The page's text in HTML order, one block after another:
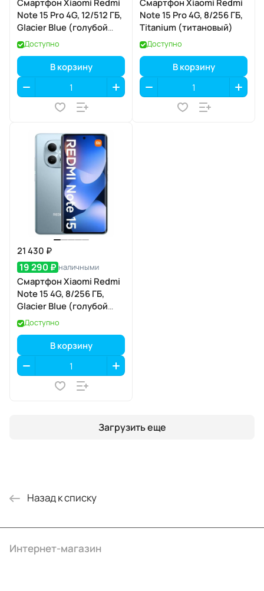
Смартфон Xiaomi Redmi
Note 15 Pro 4G, 12/512 ГБ,
Glacier Blue (голубой
лёд)
Доступно
В корзину
Смартфон Xiaomi Redmi
Note 15 Pro 4G, 8/256 ГБ,
Titanium (титановый)
Доступно
В корзину
21 430 ₽
19 290 ₽ наличными
Смартфон Xiaomi Redmi
Note 15 4G, 8/256 ГБ,
Glacier Blue (голубой
лед)
Доступно
В корзину
Загрузить еще
Назад к списку
Интернет-магазин